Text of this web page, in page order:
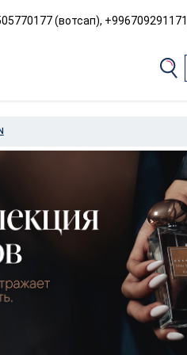
(вотсап), +996709291171